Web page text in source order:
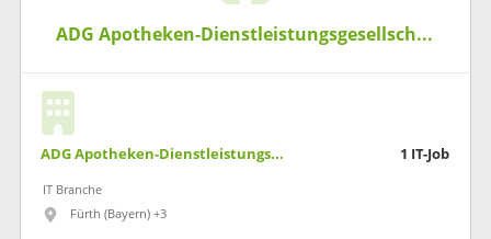
ADG Apotheken-Dienstleistungsgesellschaft
ADG Apotheken-Dienstleistungsgesellschaft 1 IT-Job
IT Branche
Fürth (Bayern) +3